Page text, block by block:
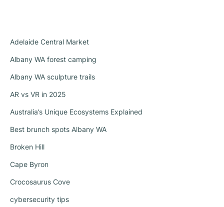
Adelaide Central Market
Albany WA forest camping
Albany WA sculpture trails
AR vs VR in 2025
Australia’s Unique Ecosystems Explained
Best brunch spots Albany WA
Broken Hill
Cape Byron
Crocosaurus Cove
cybersecurity tips